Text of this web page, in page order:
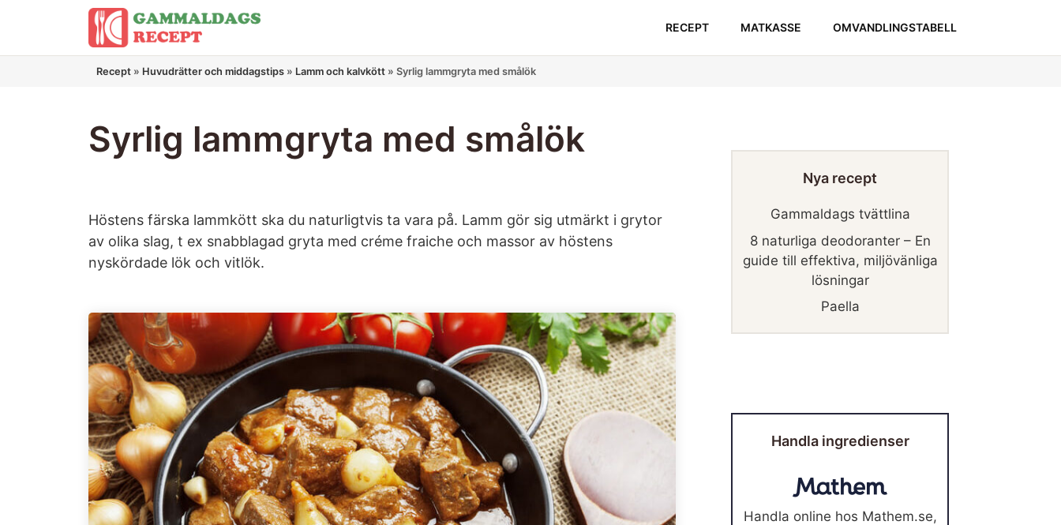
innehåll
RECEPT MATKASSE OMVANDLINGSTABELL
Recept » Huvudrätter och middagstips » Lamm och kalvkött » Syrlig lammgryta med smålök
Syrlig lammgryta med smålök
Höstens färska lammkött ska du naturligtvis ta vara på. Lamm gör sig utmärkt i grytor
av olika slag, t ex snabblagad gryta med créme fraiche och massor av höstens
nyskördade lök och vitlök.
Nya recept
Gammaldags tvättlina
8 naturliga deodoranter – En
guide till effektiva, miljövänliga
lösningar
Paella
Handla ingredienser
Handla online hos Mathem.se,